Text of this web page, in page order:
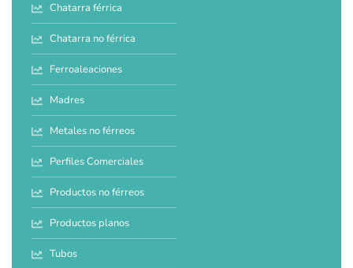
Chatarra férrica
Chatarra no férrica
Ferroaleaciones
Madres
Metales no férreos
Perfiles Comerciales
Productos no férreos
Productos planos
Tubos